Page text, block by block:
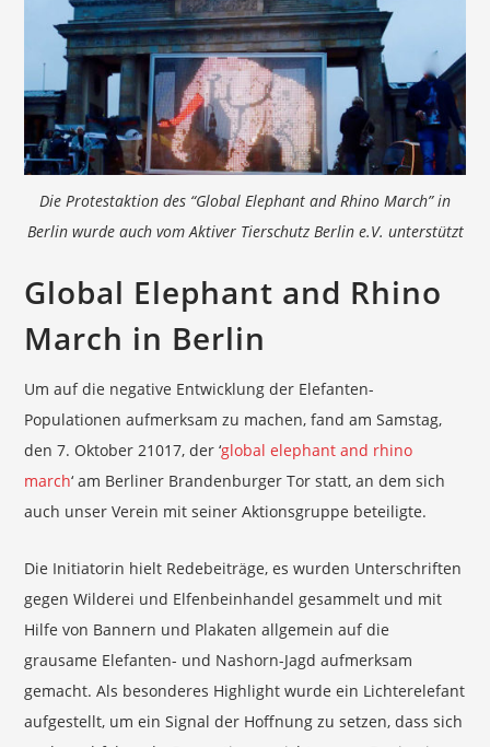
Die Protestaktion des “Global Elephant and Rhino March” in
Berlin wurde auch vom Aktiver Tierschutz Berlin e.V. unterstützt
Global Elephant and Rhino
March in Berlin
Um auf die negative Entwicklung der Elefanten-
Populationen aufmerksam zu machen, fand am Samstag,
den 7. Oktober 21017, der ‘global elephant and rhino
march‘ am Berliner Brandenburger Tor statt, an dem sich
auch unser Verein mit seiner Aktionsgruppe beteiligte.
Die Initiatorin hielt Redebeiträge, es wurden Unterschriften
gegen Wilderei und Elfenbeinhandel gesammelt und mit
Hilfe von Bannern und Plakaten allgemein auf die
grausame Elefanten- und Nashorn-Jagd aufmerksam
gemacht. Als besonderes Highlight wurde ein Lichterelefant
aufgestellt, um ein Signal der Hoffnung zu setzen, dass sich